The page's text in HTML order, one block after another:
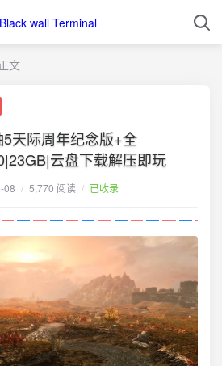
文
5天际周年纪念版+全
云盘下载解压即玩
08 / 5,770 阅读 / 已收录